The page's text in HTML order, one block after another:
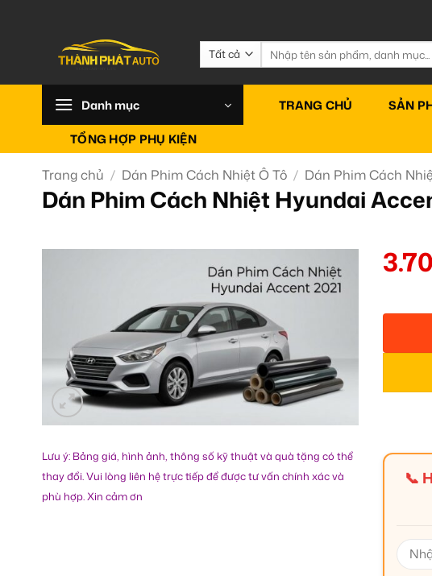
Tìm
kiếm:
Danh mục TRANG CHỦ SẢN
TỔNG HỢP PHỤ KIỆN
Trang chủ / Dán Phim Cách Nhiệt Ô Tô / Dán Phim Cách
Dán Phim Cách Nhiệt Hyundai
Lưu ý: Bảng giá, hình ảnh, thông số kỹ thuật và quà tặng có thể
thay đổi. Vui lòng liên hệ trực tiếp để được tư vấn chính xác và
phù hợp. Xin cảm ơn
📞